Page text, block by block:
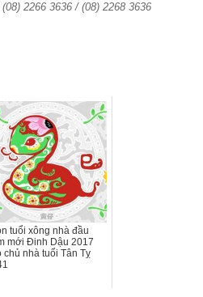
2266 3636 / (08) 2268 3636
tuổi xông nhà đầu
mới Đinh Dậu 2017
chủ nhà tuổi Tân Tỵ